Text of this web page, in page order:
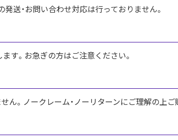
送・お問い合わせ対応は行っておりません。
す。お急ぎの方はご注意ください。
ん。ノークレーム・ノーリターンにご理解の上ご